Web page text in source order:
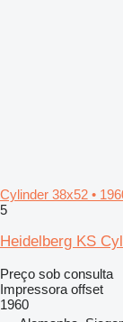
Cylinder 38x52 •
5
Heidelberg KS
Preço sob consulta
Impressora offset
1960